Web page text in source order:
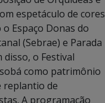
espetáculo de cores
Espaço Donas do
(Sebrae) e Parada
disso, o Festival
como patrimônio
replantio de
A programação